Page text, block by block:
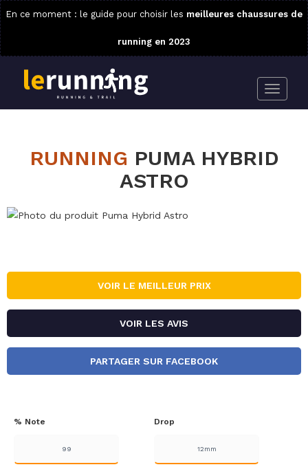
En ce moment : le guide pour choisir les meilleures chaussures de
running en 2023
RUNNING PUMA HYBRID
ASTRO
VOIR LE MEILLEUR PRIX
VOIR LES AVIS
PARTAGER SUR FACEBOOK
Drop
12mm
% Note
99